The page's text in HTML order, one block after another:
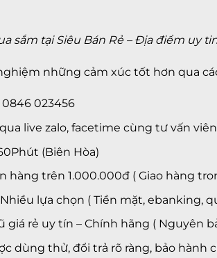
sắm tại Siêu Bán Rẻ – Địa điểm uy
những cảm xúc tốt hơn qua
023456
live zalo, facetime cùng tư vấn viên
(Biên Hòa)
hàng trên 1.000.000đ ( Giao hàng
lựa chọn ( Tiền mặt, ebanking,
giá rẻ uy tín – Chính hãng ( Nguyên
dùng thử, đổi trả rõ ràng, bảo hành